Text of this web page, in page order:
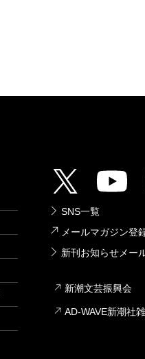
SNS一覧
メールマガジン登
新刊お知らせメー
新潮文芸振興会
AD-WAVE新潮社